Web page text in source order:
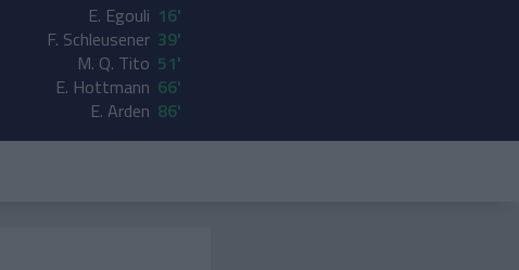
E. Egouli 16'
F. Schleusener 39'
M. Q. Tito 51'
E. Hottmann 66'
E. Arden 86'